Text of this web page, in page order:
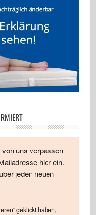
von uns verpassen
hier ein.
jeden neuen
geklickt haben,